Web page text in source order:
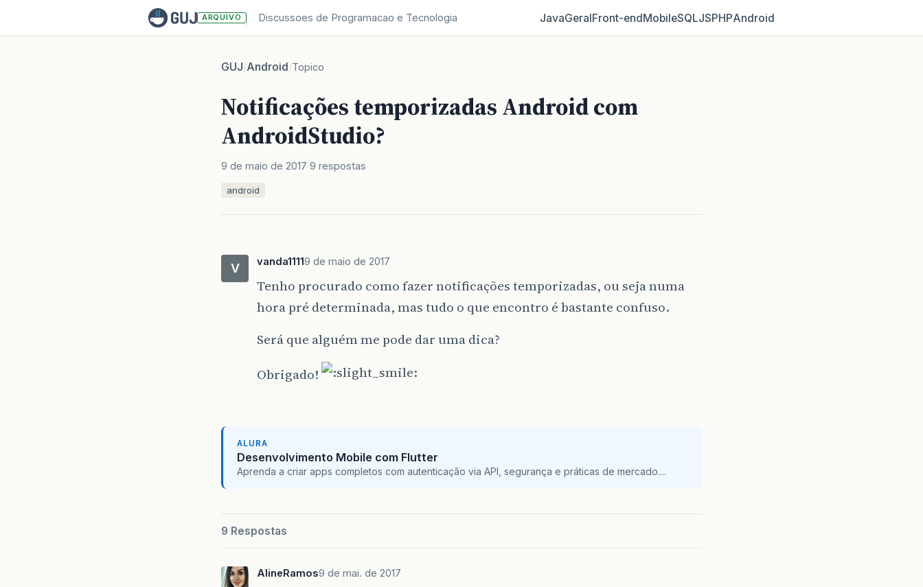
ARQUIVO Discussoes de Programacao e Tecnologia JavaGeralFront‑endMobileSQLJSPHPAndroid
GUJ/Android/Topico
Notificações temporizadas Android com
AndroidStudio?
9 de maio de 2017 9 respostas
android
V vanda11119 de maio de 2017
Tenho procurado como fazer notificações temporizadas, ou seja numa
hora pré determinada, mas tudo o que encontro é bastante confuso.
Será que alguém me pode dar uma dica?
Obrigado!
ALURA
Desenvolvimento Mobile com Flutter
Aprenda a criar apps completos com autenticação via API, segurança e práticas de mercado....
9 Respostas
AlineRamos9 de mai. de 2017